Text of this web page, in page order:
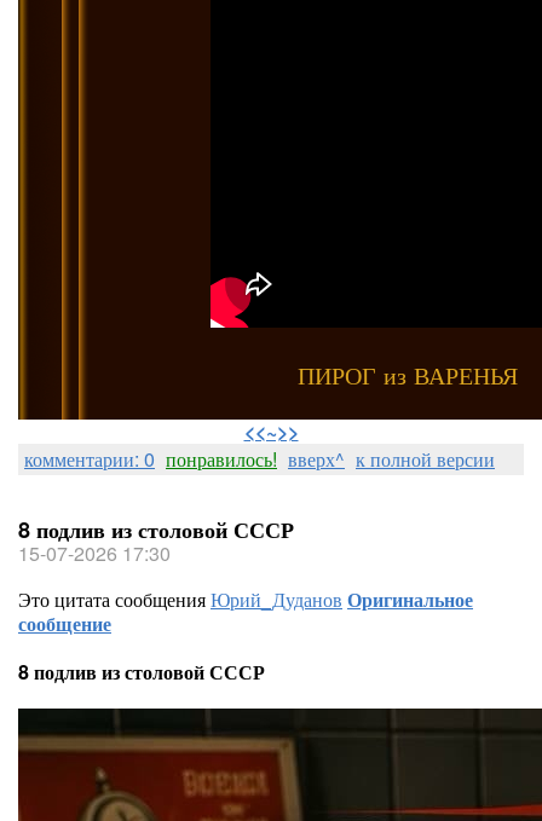
ПИРОГ из ВАРЕНЬЯ
<<~>>
комментарии: 0 понравилось! вверх^ к полной версии
8 подлив из столовой СССР
15-07-2026 17:30
Это цитата сообщенияЮрий_Дуданов Оригинальное
сообщение
8 подлив из столовой СССР